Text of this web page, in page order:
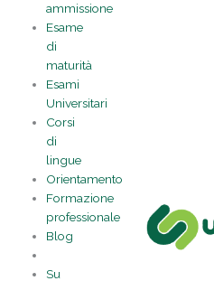
ammissione
Esame
di
maturità
Esami
Universitari
Corsi
di
lingue
Orientamento
Formazione
professionale
Blog
Su